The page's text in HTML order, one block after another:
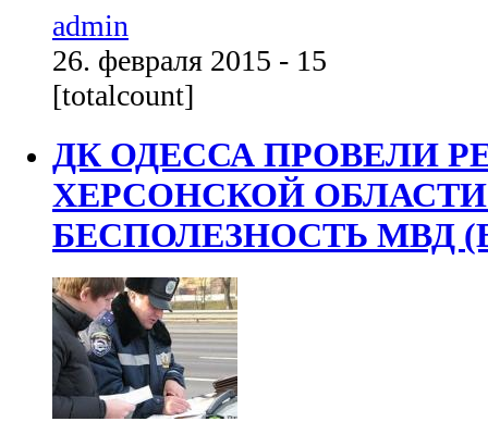
admin
26. февраля 2015 - 15
[totalcount]
ДК ОДЕССА ПРОВЕЛИ
ХЕРСОНСКОЙ
БЕСПОЛЕЗНОСТЬ МВД